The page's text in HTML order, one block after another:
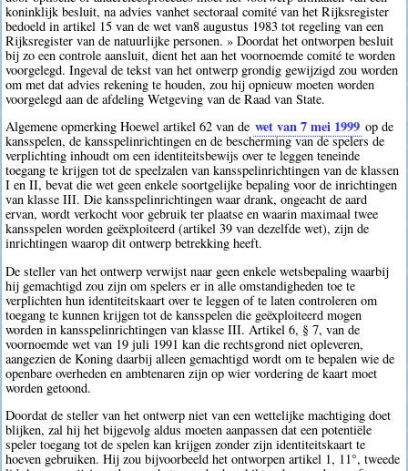
koninklijk besluit, na advies vanhet sectoraal comité van het Rijksregister
bedoeld in artikel 15 van de wet van8 augustus 1983 tot regeling van een
Rijksregister van de natuurlijke personen. » Doordat het ontworpen besluit
bij zo een controle aansluit, dient het aan het voornoemde comité te worden
voorgelegd. Ingeval de tekst van het ontwerp grondig gewijzigd zou worden
om met dat advies rekening te houden, zou hij opnieuw moeten worden
voorgelegd aan de afdeling Wetgeving van de Raad van State.
Algemene opmerking Hoewel artikel 62 van de wet van 7 mei 1999 op de
kansspelen, de kansspelinrichtingen en de bescherming van de spelers de
verplichting inhoudt om een identiteitsbewijs over te leggen teneinde
toegang te krijgen tot de speelzalen van kansspelinrichtingen van de klassen
I en II, bevat die wet geen enkele soortgelijke bepaling voor de inrichtingen
van klasse III. Die kansspelinrichtingen waar drank, ongeacht de aard
ervan, wordt verkocht voor gebruik ter plaatse en waarin maximaal twee
kansspelen worden geëxploiteerd (artikel 39 van dezelfde wet), zijn de
inrichtingen waarop dit ontwerp betrekking heeft.
De steller van het ontwerp verwijst naar geen enkele wetsbepaling waarbij
hij gemachtigd zou zijn om spelers er in alle omstandigheden toe te
verplichten hun identiteitskaart over te leggen of te laten controleren om
toegang te kunnen krijgen tot de kansspelen die geëxploiteerd mogen
worden in kansspelinrichtingen van klasse III. Artikel 6, § 7, van de
voornoemde wet van 19 juli 1991 kan die rechtsgrond niet opleveren,
aangezien de Koning daarbij alleen gemachtigd wordt om te bepalen wie de
openbare overheden en ambtenaren zijn op wier vordering de kaart moet
worden getoond.
Doordat de steller van het ontwerp niet van een wettelijke machtiging doet
blijken, zal hij het bijgevolg aldus moeten aanpassen dat een potentiële
speler toegang tot de spelen kan krijgen zonder zijn identiteitskaart te
hoeven gebruiken. Hij zou bijvoorbeeld het ontworpen artikel 1, 11°, tweede